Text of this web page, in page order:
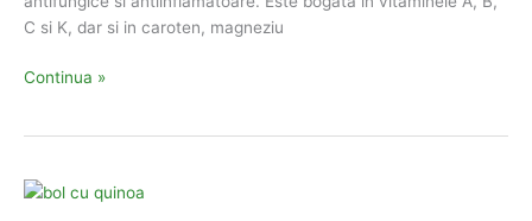
C si K, dar si in caroten, magneziu
La
de
Continua »